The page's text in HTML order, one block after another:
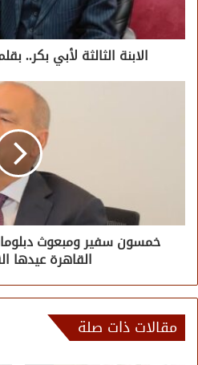
الابنة الثالثة لأبي بكر..
خمسون سفير ومبعوث
القاهرة عيدها
مقالات ذات صلة